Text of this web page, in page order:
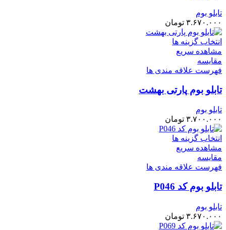
تابلو بوم
۳.۶۷۰.۰۰۰ تومان
انتخاب گزینه ها
مشاهده سریع
مقایسه
فهرست علاقه مندی ها
تابلو بوم پارتی بهشت
تابلو بوم
۳.۷۰۰.۰۰۰ تومان
انتخاب گزینه ها
مشاهده سریع
مقایسه
فهرست علاقه مندی ها
تابلو بوم کد P046
تابلو بوم
۳.۶۷۰.۰۰۰ تومان